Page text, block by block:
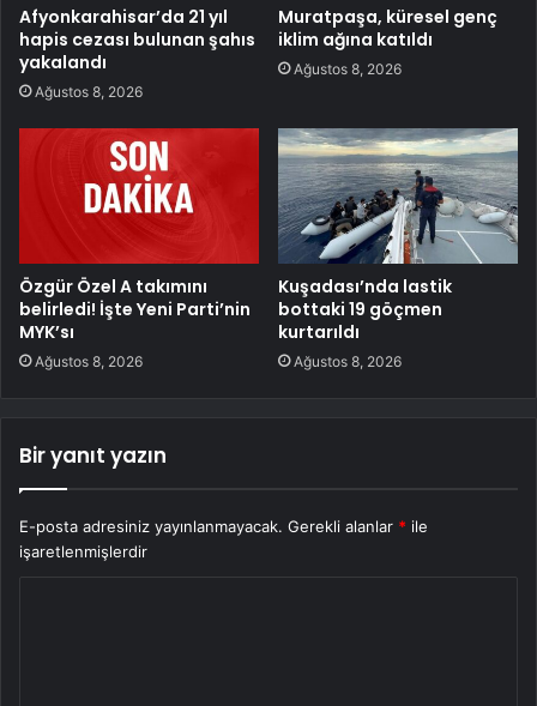
Afyonkarahisar’da 21 yıl
hapis cezası bulunan şahıs
yakalandı
Ağustos 8, 2026
Muratpaşa, küresel genç
iklim ağına katıldı
Ağustos 8, 2026
Özgür Özel A takımını
belirledi! İşte Yeni Parti’nin
MYK’sı
Ağustos 8, 2026
Kuşadası’nda lastik
bottaki 19 göçmen
kurtarıldı
Ağustos 8, 2026
Bir yanıt yazın
E-posta adresiniz yayınlanmayacak. Gerekli alanlar * ile
işaretlenmişlerdir